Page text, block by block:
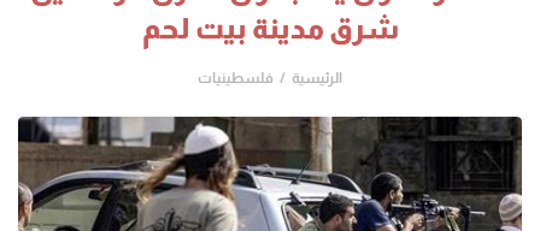
شرق مدينة بيت لحم
الرئيسية فلسطينيات